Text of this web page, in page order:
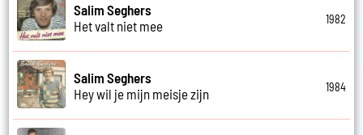
Salim Seghers
Het valt niet mee
1982
Salim Seghers
Hey wil je mijn meisje zijn
1984